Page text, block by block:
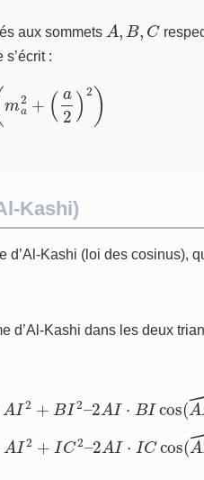
aux sommets
A B,C
s’écrit :
m )
Kashi)
d’Al-Kashi (loi des cosinus),
d’Al-Kashi dans les deux
2 +B –2A ⋅B Icos (AI
2 +IC –2A ⋅ICcos(AI )